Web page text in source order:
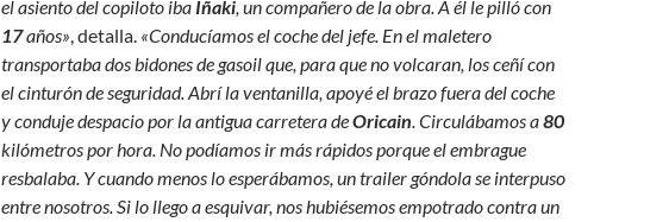
el asiento del copiloto iba Iñaki, un compañero de la obra. A él le pilló con
17años», detalla. «Conducíamos el coche del jefe. En el maletero
transportaba dos bidones de gasoil que, para que no volcaran, los ceñí con
el cinturón de seguridad. Abrí la ventanilla, apoyé el brazo fuera del coche
y conduje despacio por la antigua carretera deOricain. Circulábamos a80
kilómetros por hora. No podíamos ir más rápidos porque el embrague
resbalaba. Y cuando menos lo esperábamos, un trailer góndola se interpuso
entre nosotros. Si lo llego a esquivar, nos hubiésemos empotrado contra un